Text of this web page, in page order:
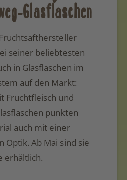
Glasflaschen
seiner beliebtesten
in Glasflaschen im
auf den Markt:
Fruchtfleisch und
punkten
auch mit einer
Optik. Ab Mai sind sie
erhältlich.